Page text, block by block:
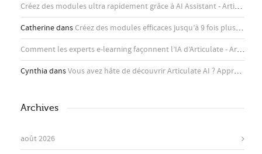
Créez des modules ultra rapidement grâce à AI Assistant - Articulate
CatherinedansCréez des modules efficaces jusqu’à 9 fois plus rapidement avec l’assistant IA d’Articulate
Comment les experts e-learning façonnent l’IA d’Articulate - Articulate
CynthiadansVous avez hâte de découvrir Articulate AI ? Apprenez-en plus ici !
Archives
août 2026